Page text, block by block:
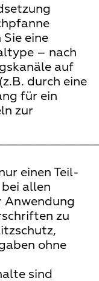
eine
– nach
auf
durch eine
für ein
zur
einen Teil-
allen
Anwendung
zu
ohne
sind